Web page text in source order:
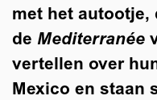
met het autootje,
de Mediterranée
vertellen over
Mexico en staan